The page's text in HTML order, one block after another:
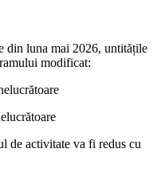
din luna mai 2026, untitățile
modificat:
de activitate va fi redus cu